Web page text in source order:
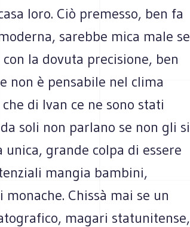
loro. Ciò premesso, ben fa
sarebbe mica male se
la dovuta precisione, ben
non è pensabile nel clima
di Ivan ce ne sono stati
soli non parlano se non gli si
grande colpa di essere
mangia bambini,
Chissà mai se un
magari statunitense,